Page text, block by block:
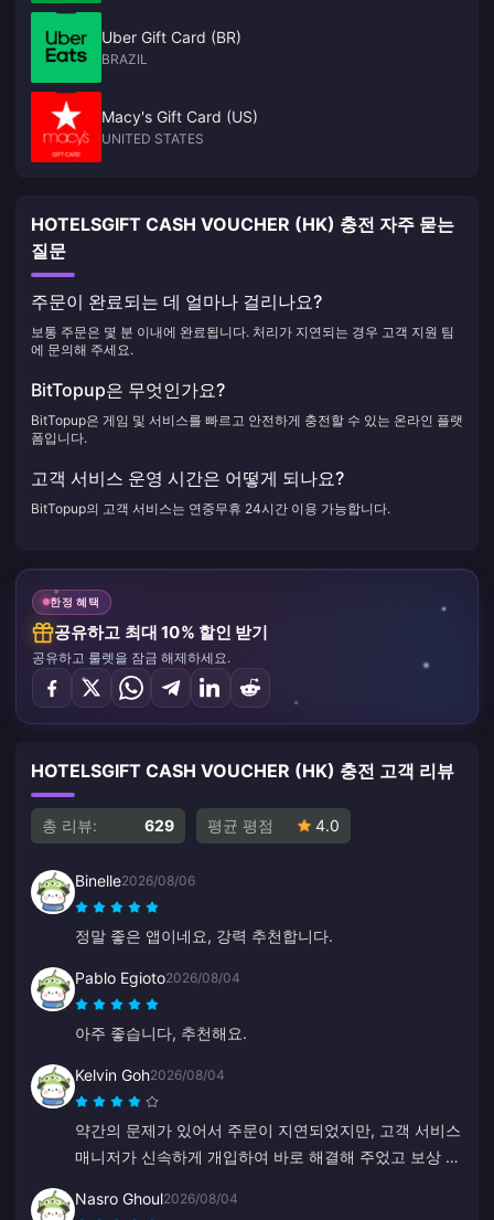
Uber Gift Card (BR)
BRAZIL
Macy's Gift Card (US)
UNITED STATES
HOTELSGIFT CASH VOUCHER (HK) 충전 자주 묻는
질문
주문이 완료되는 데 얼마나 걸리나요?
보통 주문은 몇 분 이내에 완료됩니다. 처리가 지연되는 경우 고객 지원 팀
에 문의해 주세요.
BitTopup은 무엇인가요?
BitTopup은 게임 및 서비스를 빠르고 안전하게 충전할 수 있는 온라인 플랫
폼입니다.
고객 서비스 운영 시간은 어떻게 되나요?
BitTopup의 고객 서비스는 연중무휴 24시간 이용 가능합니다.
한정 혜택
공유하고 최대 10% 할인 받기
공유하고 룰렛을 잠금 해제하세요.
HOTELSGIFT CASH VOUCHER (HK) 충전 고객 리뷰
총 리뷰: 629 평균 평점 4.0
Binelle2026/08/06
정말 좋은 앱이네요, 강력 추천합니다.
Pablo Egioto2026/08/04
아주 좋습니다, 추천해요.
Kelvin Goh2026/08/04
약간의 문제가 있어서 주문이 지연되었지만, 고객 서비스
매니저가 신속하게 개입하여 바로 해결해 주었고 보상 약
감사합니다. 고맙습니다!
Nasro Ghoul2026/08/04